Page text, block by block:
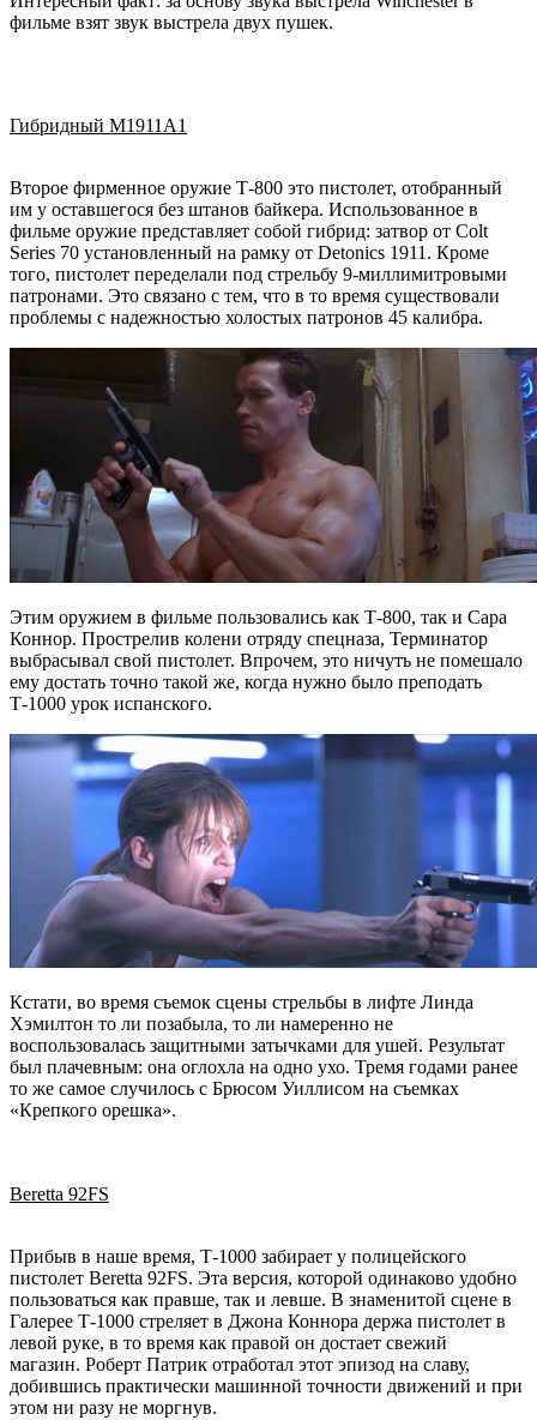
фильме взят звук выстрела двух пушек.
Гибридный M1911A1
Второе фирменное оружие Т-800 это пистолет, отобранный
им у оставшегося без штанов байкера. Использованное в
фильме оружие представляет собой гибрид: затвор от Colt
Series 70 установленный на рамку от Detonics 1911. Кроме
того, пистолет переделали под стрельбу 9-миллимитровыми
патронами. Это связано с тем, что в то время существовали
проблемы с надежностью холостых патронов 45 калибра.
Этим оружием в фильме пользовались как Т-800, так и Сара
Коннор. Прострелив колени отряду спецназа, Терминатор
выбрасывал свой пистолет. Впрочем, это ничуть не помешало
ему достать точно такой же, когда нужно было преподать
Т-1000 урок испанского.
Кстати, во время съемок сцены стрельбы в лифте Линда
Хэмилтон то ли позабыла, то ли намеренно не
воспользовалась защитными затычками для ушей. Результат
был плачевным: она оглохла на одно ухо. Тремя годами ранее
то же самое случилось с Брюсом Уиллисом на съемках
«Крепкого орешка».
Beretta 92FS
Прибыв в наше время, Т-1000 забирает у полицейского
пистолет Beretta 92FS. Эта версия, которой одинаково удобно
пользоваться как правше, так и левше. В знаменитой сцене в
Галерее Т-1000 стреляет в Джона Коннора держа пистолет в
левой руке, в то время как правой он достает свежий
магазин. Роберт Патрик отработал этот эпизод на славу,
добившись практически машинной точности движений и при
этом ни разу не моргнув.